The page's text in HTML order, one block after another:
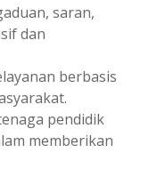
saran,
dan
berbasis
pendidik
memberikan